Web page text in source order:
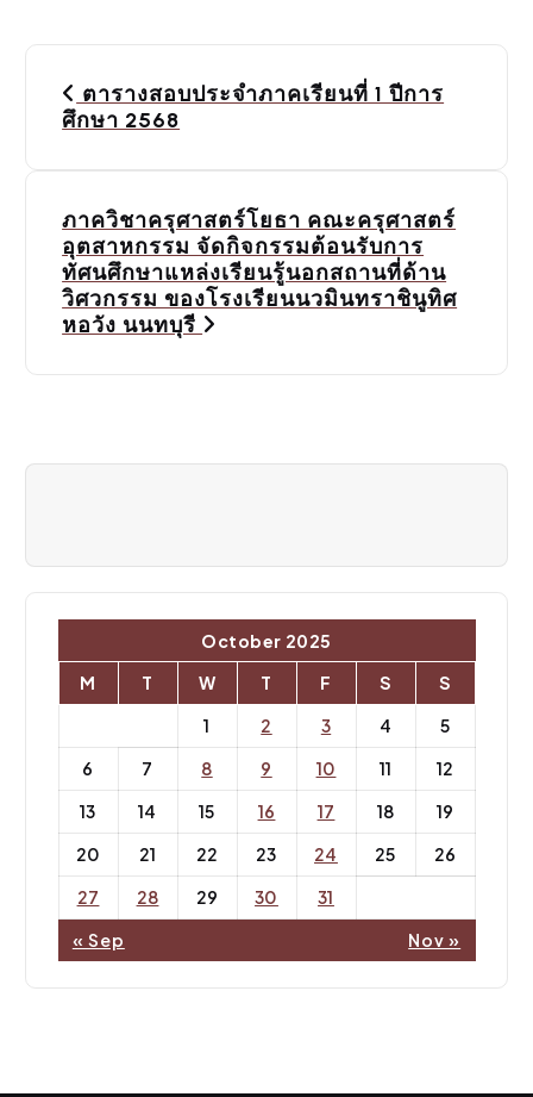
ตารางสอบประจำภาคเรียนที่ 1 ปีการ
ศึกษา 2568
ภาควิชาครุศาสตร์โยธา คณะครุศาสตร์
อุตสาหกรรม จัดกิจกรรมต้อนรับการ
ทัศนศึกษาแหล่งเรียนรู้นอกสถานที่ด้าน
วิศวกรรม ของโรงเรียนนวมินทราชินูทิศ
หอวัง นนทบุรี
October 2025
M
T W T F S
S
1
2 3 4
5
6
7 8 9 10 11
12
13
14 15 16 17 18
19
20
21 22 23 24 25
26
27
28 29 30 31
« Sep Nov »